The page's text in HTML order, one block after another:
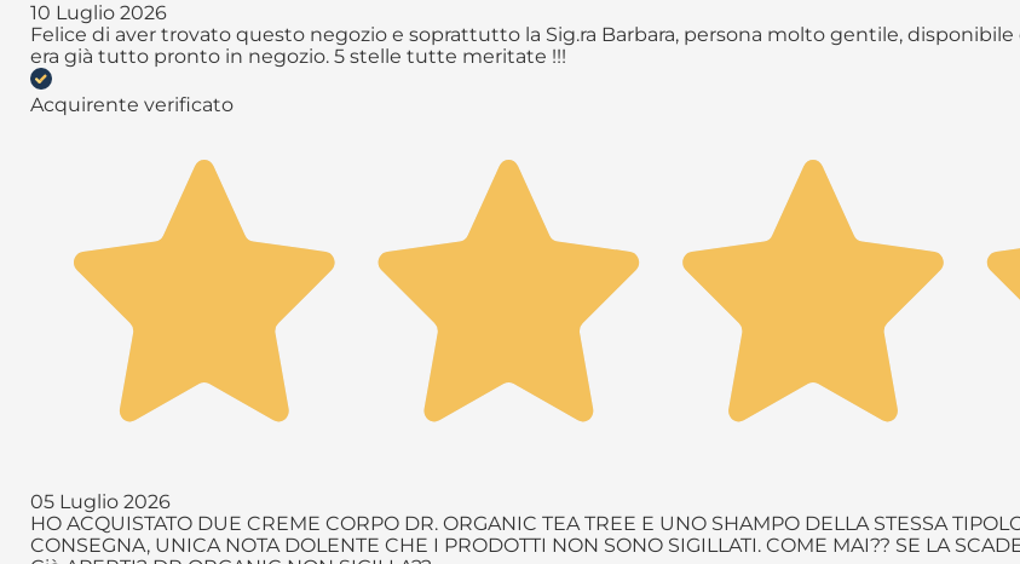
10 Luglio 2026
Felice di aver trovato questo negozio e soprattutto la Sig.ra Barbara, persona molto gentile,
era già tutto pronto in negozio. 5 stelle tutte meritate !!!
Acquirente verificato
05 Luglio 2026
HO ACQUISTATO DUE CREME CORPO DR. ORGANIC TEA TREE E UNO SHAMPO DELLA STESSA
CONSEGNA, UNICA NOTA DOLENTE CHE I PRODOTTI NON SONO SIGILLATI. COME MAI?? SE LA